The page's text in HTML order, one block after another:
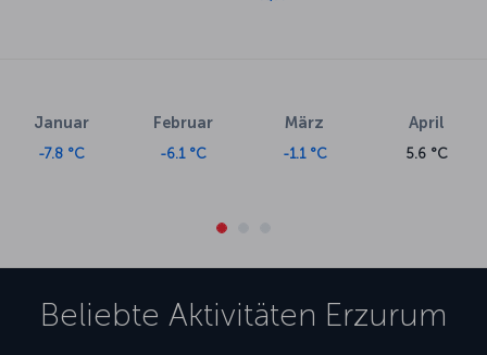
Januar
-7.8 °C
Februar
-6.1 °C
März
-1.1 °C
April
5.6 °C
Beliebte Aktivitäten Erzurum